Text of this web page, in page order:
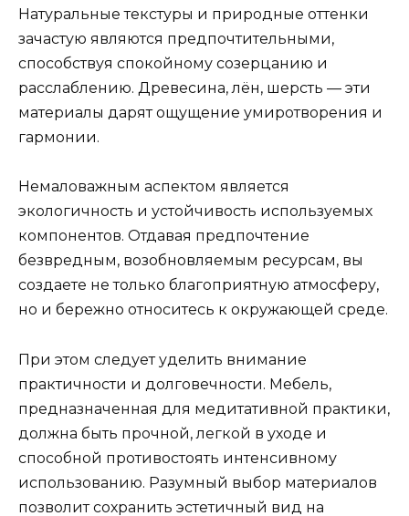
Натуральные текстуры и природные оттенки
зачастую являются предпочтительными,
способствуя спокойному созерцанию и
расслаблению. Древесина, лён, шерсть — эти
материалы дарят ощущение умиротворения и
гармонии.
Немаловажным аспектом является
экологичность и устойчивость используемых
компонентов. Отдавая предпочтение
безвредным, возобновляемым ресурсам, вы
создаете не только благоприятную атмосферу,
но и бережно относитесь к окружающей среде.
При этом следует уделить внимание
практичности и долговечности. Мебель,
предназначенная для медитативной практики,
должна быть прочной, легкой в уходе и
способной противостоять интенсивному
использованию. Разумный выбор материалов
позволит сохранить эстетичный вид на